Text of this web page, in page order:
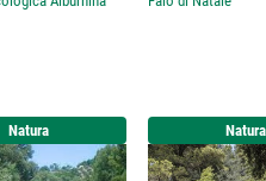
Natura Natura